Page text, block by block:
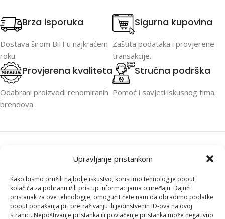
Upravljanje pristankom
Kako bismo pružili najbolje iskustvo, koristimo tehnologije poput
kolačića za pohranu i/ili pristup informacijama o uređaju. Dajući
pristanak za ove tehnologije, omogućit ćete nam da obradimo podatke
poput ponašanja pri pretraživanju ili jedinstvenih ID-ova na ovoj
stranici. Nepoštivanje pristanka ili povlačenje pristanka može negativno
Brza isporuka
Dostava širom BiH u najkraćem
roku.
Sigurna kupovina
Zaštita podataka i provjerene
transakcije.
Provjerena kvaliteta
Odabrani proizvodi renomiranih
brendova.
Stručna podrška
Pomoć i savjeti iskusnog tima.
PC ONER je specijalizovan za računare,
laptope, komponente i profesionalnu IT
opremu. Brza isporuka širom BiH, stručna